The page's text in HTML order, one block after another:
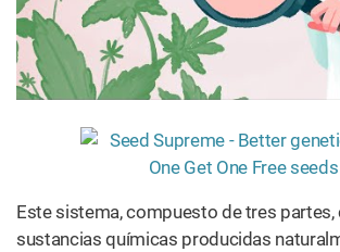
Este sistema, compuesto de tres partes,
sustancias químicas producidas